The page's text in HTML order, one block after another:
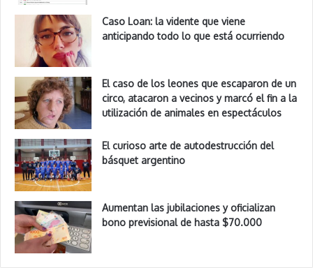
Caso Loan: la vidente que viene
anticipando todo lo que está ocurriendo
El caso de los leones que escaparon de un
circo, atacaron a vecinos y marcó el fin a la
utilización de animales en espectáculos
El curioso arte de autodestrucción del
básquet argentino
Aumentan las jubilaciones y oficializan
bono previsional de hasta $70.000